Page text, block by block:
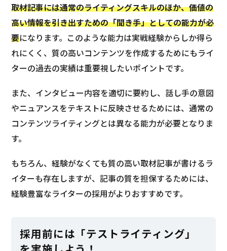
取材記事には通常のライティングスキルのほか、価値の
高い情報を引き出すための「聞き手」としての能力が必
要になります。このような能力は実戦経験からしか得ら
れにくく、質の高いコンテンツを作成するためにもライ
ターの過去の実績は重要視したいポイントです。
また、インタビュー内容を適切に要約し、話し手の意図
やニュアンスをテキストに反映させるためには、通常の
コンテンツライティングとは異なる能力が必要となりま
す。
もちろん、経験がなくても質の高い取材記事が書けるラ
イターも存在しますが、記事の質を担保するためには、
経験豊富なライターの採用がよりおすすめです。
採用前には「テストライティング」